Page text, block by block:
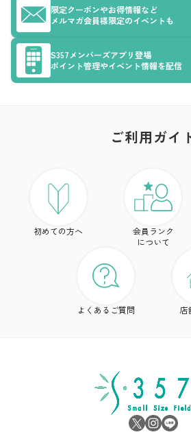
限定クーポンやお得情報など
メルマガ会員様限定のイベントも
S357メンバーズアプリ登場
ポイント管理やイベント情報を配信
ご利用ガイ
初めての方へ
会員ランク
について
よくあるご質問 店